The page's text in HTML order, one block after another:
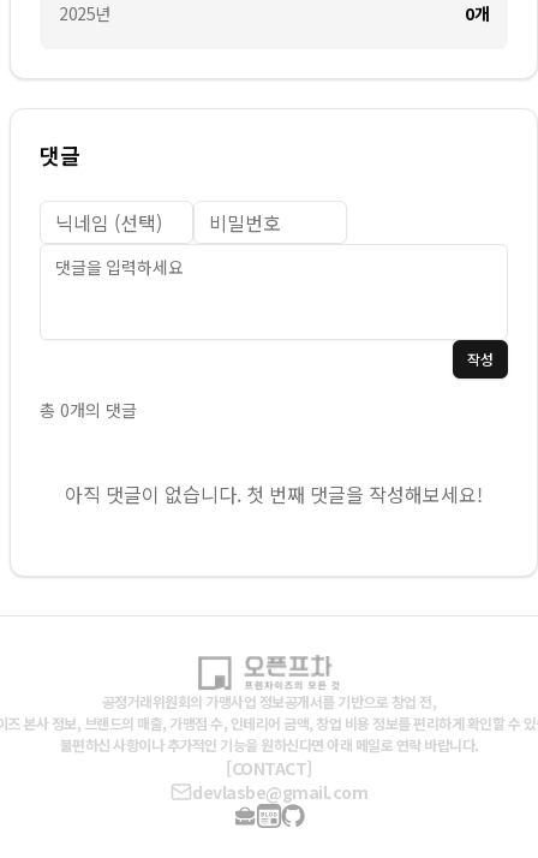
2025년 0개
댓글
작성
총 0개의 댓글
아직 댓글이 없습니다. 첫 번째 댓글을 작성해보세요!
공정거래위원회의 가맹사업 정보공개서를 기반으로 창업 전,
즈 본사 정보, 브랜드의 매출, 가맹점 수, 인테리어 금액, 창업 비용 정보를 편리하게 확인할 수
불편하신 사항이나 추가적인 기능을 원하신다면 아래 메일로 연락 바랍니다.
[CONTACT]
devlasbe@gmail.com